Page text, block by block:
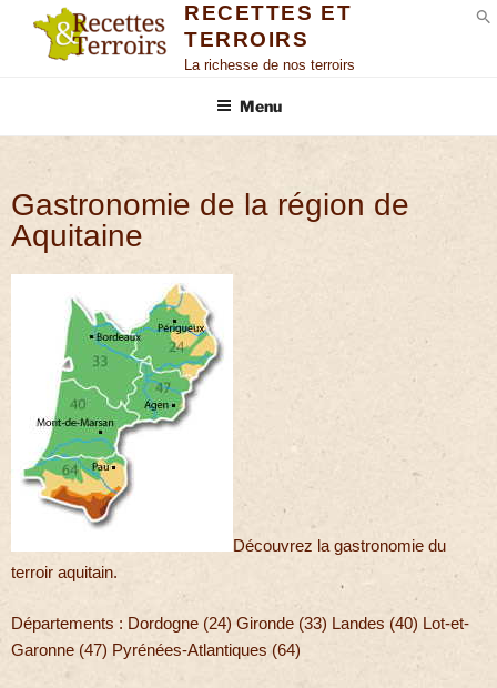
RECETTES ET
TERROIRS
La richesse de nos terroirs
Menu
Gastronomie de la région de
Aquitaine
Découvrez la gastronomie du
terroir aquitain.
Départements : Dordogne (24) Gironde (33) Landes (40) Lot-et-
Garonne (47) Pyrénées-Atlantiques (64)